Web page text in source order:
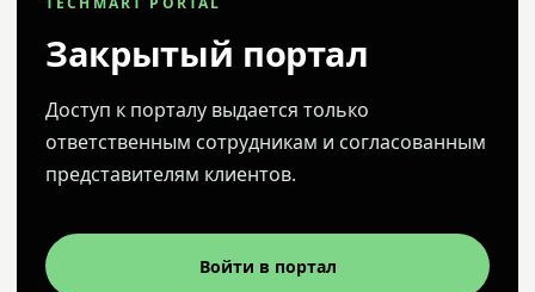
Закрытый портал
Доступ к порталу выдается только
ответственным сотрудникам и согласованным
представителям клиентов.
Войти в портал